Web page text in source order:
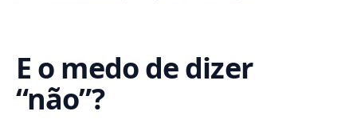
E o medo de dizer
“não”?